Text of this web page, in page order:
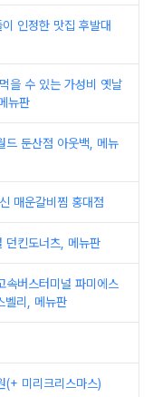
인정한 맛집 후발대
을 수 있는 가성비 옛날
뉴판
드 둔산점 아웃백, 메뉴
매운갈비찜 홍대점
던킨도너츠, 메뉴판
속버스터미널 파미에스
리, 메뉴판
(+ 미리크리스마스)